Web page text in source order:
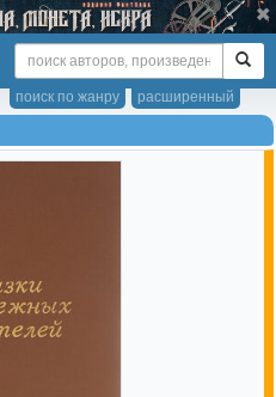
расширенный
поиск по жанру